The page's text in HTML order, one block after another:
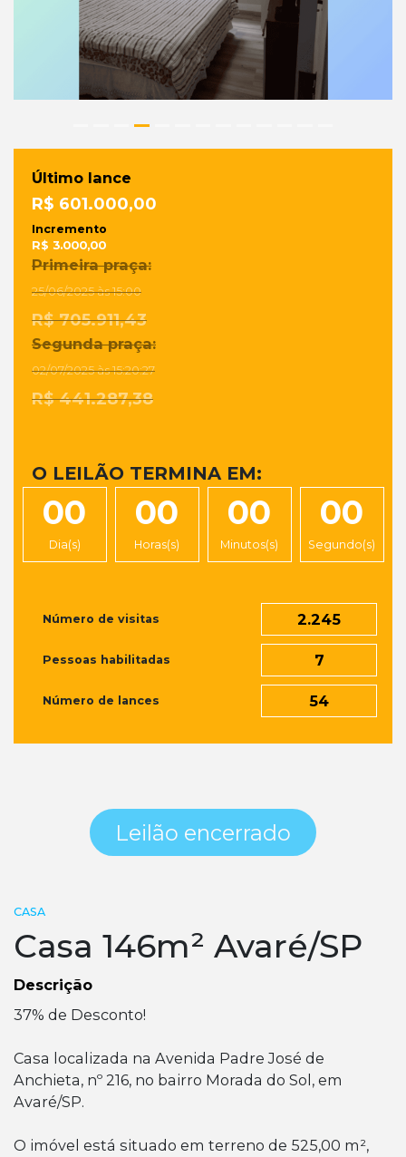
Último lance
R$ 601.000,00
Incremento
R$ 3.000,00
Primeira praça:
25/06/2025 às 15:00
R$ 705.911,43
Segunda praça:
02/07/2025 às 15:20:27
R$ 441.287,38
O LEILÃO TERMINA EM:
00
Dia(s)
00
Horas(s)
00
Minutos(s)
00
Segundo(s)
Número de visitas 2.245
Pessoas habilitadas 7
Número de lances 54
Leilão encerrado
CASA
Casa 146m² Avaré/SP
Descrição
37% de Desconto!
Casa localizada na Avenida Padre José de
Anchieta, nº 216, no bairro Morada do Sol, em
Avaré/SP.
O imóvel está situado em terreno de 525,00 m²,